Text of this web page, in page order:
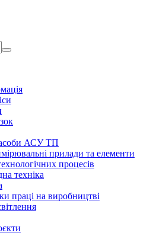
АСУ ТП
прилади та елементи
процесів
техніка
праці на виробництві